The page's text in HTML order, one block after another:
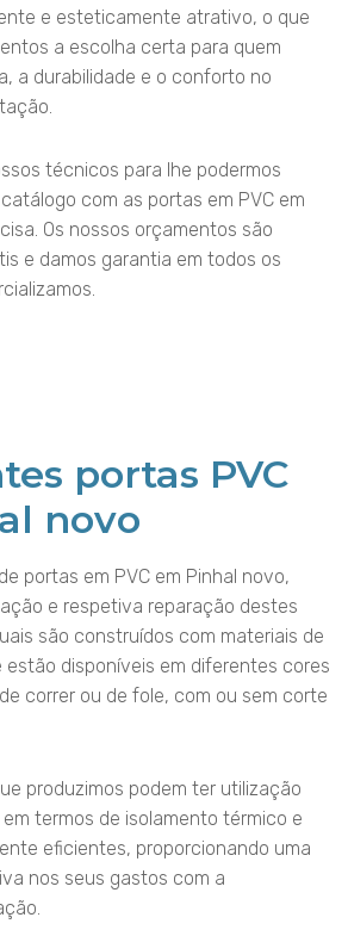
e esteticamente atrativo, o que
a escolha certa para quem
a durabilidade e o conforto no
técnicos para lhe podermos
com as portas em PVC em
Os nossos orçamentos são
e damos garantia em todos os
portas PVC
novo
portas em PVC em Pinhal novo,
e respetiva reparação destes
são construídos com materiais de
estão disponíveis em diferentes cores
correr ou de fole, com ou sem corte
produzimos podem ter utilização
termos de isolamento térmico e
eficientes, proporcionando uma
nos seus gastos com a